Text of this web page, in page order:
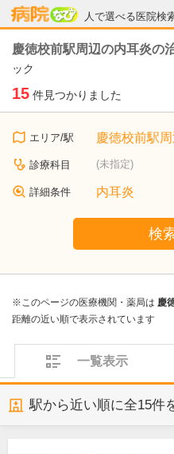
人で選べる医院検
病院なび
慶徳校前駅周辺の内耳炎の
ック
15 件見つかりました
エリア/駅 慶徳校前駅周
診療科目 (未指定)
詳細条件 内耳炎
検
※このページの医療機関・薬局は 慶
距離の近い順で表示されています
一覧表示
駅から近い順に全15件